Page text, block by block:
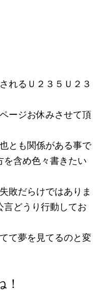
れるＵ２３５Ｕ２３
ージお休みさせて頂
とも関係がある事で
を含め色々書きたい
敗だらけではありま
言どうり行動してお
て夢を見てるのと変